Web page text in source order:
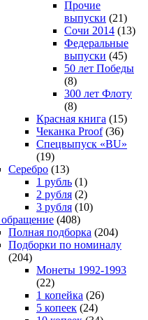
Прочие
выпуски (21)
Сочи 2014 (13)
Федеральные
выпуски (45)
50 лет Победы
(8)
300 лет Флоту
(8)
Красная книга (15)
Чеканка Proof(36)
Спецвыпуск «BU»
(19)
Серебро (13)
1 рубль (1)
2 рубля (2)
3 рубля (10)
(408)
Полная подборка (204)
Подборки по номиналу
(204)
Монеты 1992-1993
(22)
1 копейка (26)
5 копеек (24)